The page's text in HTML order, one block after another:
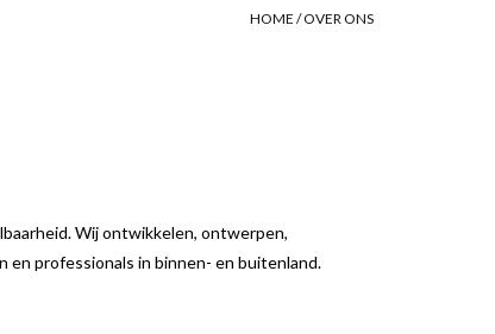
HOME /OVER ONS
Wij ontwikkelen, ontwerpen,
en professionals in binnen- en buitenland.